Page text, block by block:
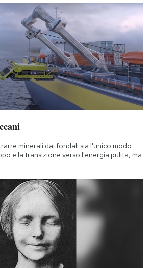
minerali dai fondali sia l'unico modo
e la transizione verso l'energia pulita, ma